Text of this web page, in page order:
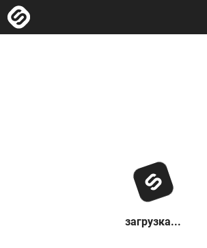
загрузка...